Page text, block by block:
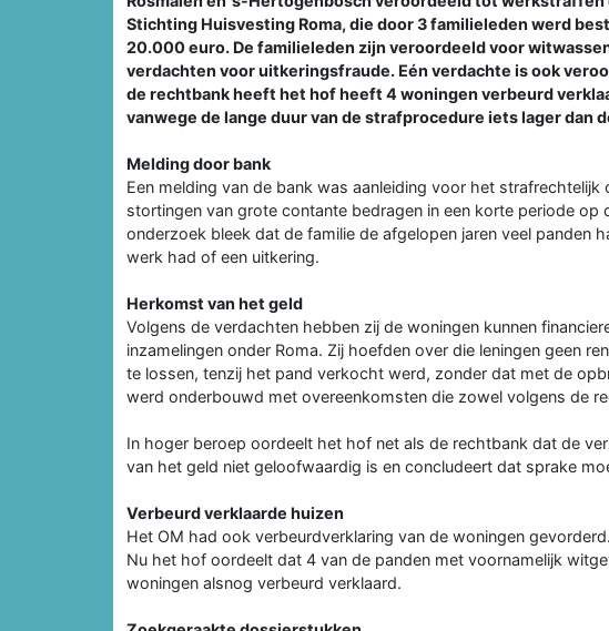
Stichting Huisvesting Roma, die door 3 familieleden werd
20.000 euro. De familieleden zijn veroordeeld voor
verdachten voor uitkeringsfraude. Eén verdachte is ook
de rechtbank heeft het hof heeft 4 woningen verbeurd
vanwege de lange duur van de strafprocedure iets lager dan
Melding door bank
Een melding van de bank was aanleiding voor het
stortingen van grote contante bedragen in een korte periode op
onderzoek bleek dat de familie de afgelopen jaren veel panden
werk had of een uitkering.
Herkomst van het geld
Volgens de verdachten hebben zij de woningen kunnen
inzamelingen onder Roma. Zij hoefden over die leningen geen
te lossen, tenzij het pand verkocht werd, zonder dat met de
werd onderbouwd met overeenkomsten die zowel volgens de
In hoger beroep oordeelt het hof net als de rechtbank dat de
van het geld niet geloofwaardig is en concludeert dat sprake
Verbeurd verklaarde huizen
Het OM had ook verbeurdverklaring van de woningen
Nu het hof oordeelt dat 4 van de panden met voornamelijk
woningen alsnog verbeurd verklaard.